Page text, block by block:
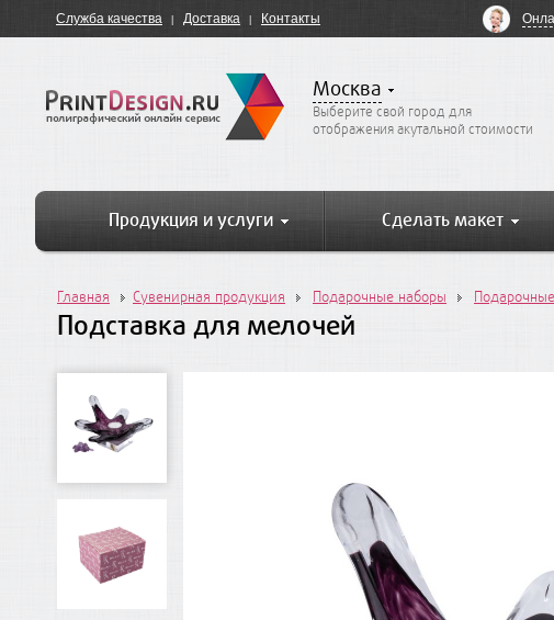
Служба качества Доставка Контакты
Москва
Выберите свой город для
отображения акутальной стоимости
Продукция и услуги Сделать макет
Главная Сувенирная продукция Подарочные наборы
Подставка для мелочей